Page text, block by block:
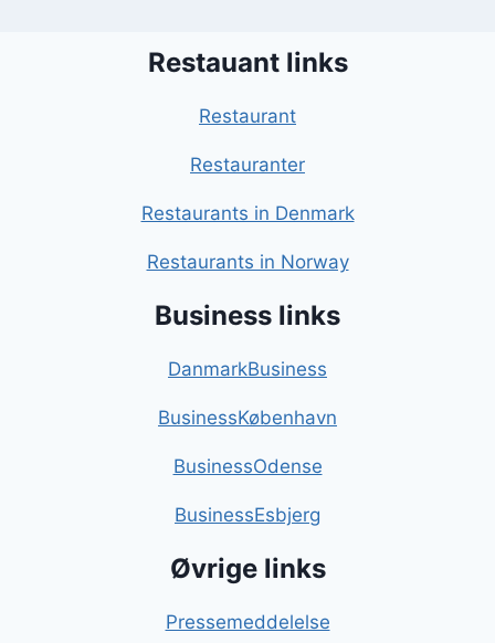
Restauant links
Restaurant
Restauranter
Restaurants in Denmark
Restaurants in Norway
Business links
DanmarkBusiness
BusinessKøbenhavn
BusinessOdense
BusinessEsbjerg
Øvrige links
Pressemeddelelse